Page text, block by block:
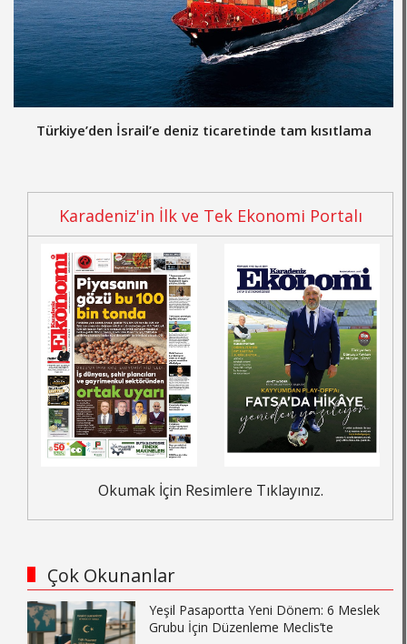
Türkiye’den İsrail’e deniz ticaretinde tam kısıtlama
Karadeniz'in İlk ve Tek Ekonomi Portalı
Okumak İçin Resimlere Tıklayınız.
Çok Okunanlar
Yeşil Pasaportta Yeni Dönem: 6 Meslek
Grubu İçin Düzenleme Meclis’te